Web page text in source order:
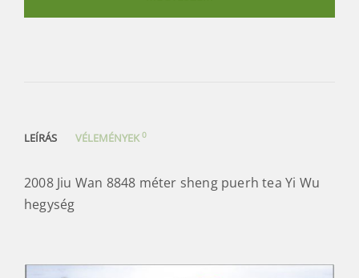
LEÍRÁS VÉLEMÉNYEK0
2008 Jiu Wan 8848 méter sheng puerh tea Yi Wu
hegység